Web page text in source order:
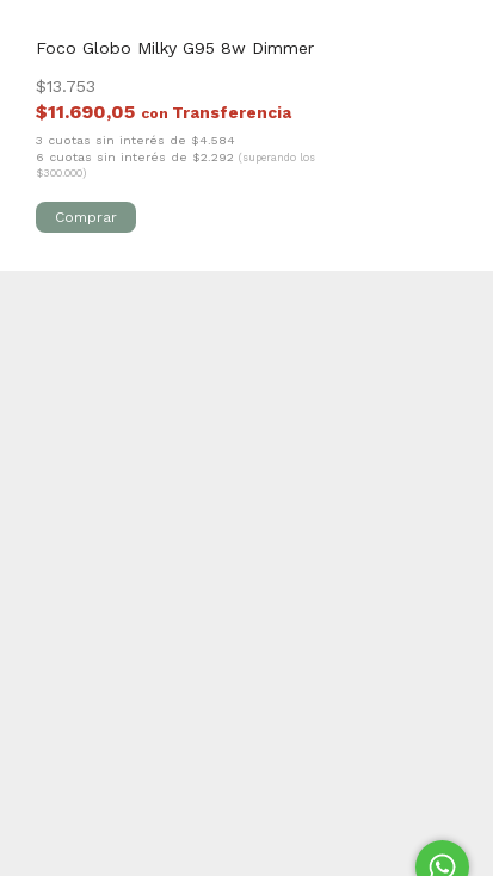
Foco Globo Milky G95 8w Dimmer
$13.753
$11.690,05 con
3 cuotas sin interés de $4.584
6 cuotas sin interés de $2.292 (superando los
$300.000)